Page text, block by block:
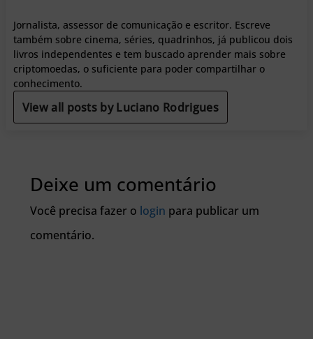
Jornalista, assessor de comunicação e escritor. Escreve
também sobre cinema, séries, quadrinhos, já publicou dois
livros independentes e tem buscado aprender mais sobre
criptomoedas, o suficiente para poder compartilhar o
conhecimento.
View all posts by Luciano Rodrigues
Deixe um comentário
Você precisa fazer o login para publicar um
comentário.